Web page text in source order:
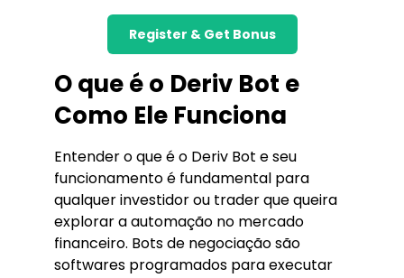
Register & Get Bonus
O que é o Deriv Bot e
Como Ele Funciona
Entender o que é o Deriv Bot e seu
funcionamento é fundamental para
qualquer investidor ou trader que queira
explorar a automação no mercado
financeiro. Bots de negociação são
softwares programados para executar